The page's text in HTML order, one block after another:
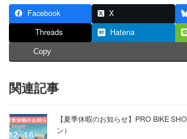
Facebook X
Threads
Hatena
Copy
関連記事
【夏季休暇のお知らせ】PRO BIKE
ン）